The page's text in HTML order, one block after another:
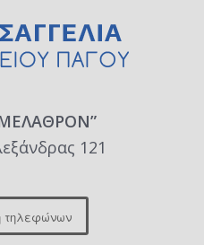
121
τηλεφώνων